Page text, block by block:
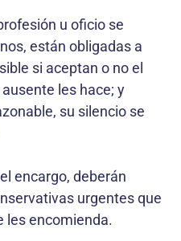
u oficio se
están obligadas a
si aceptan o no el
les hace; y
su silencio se
encargo, deberán
urgentes que
les encomienda.